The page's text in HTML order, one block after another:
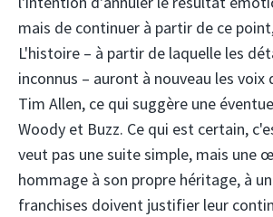
mais de continuer à partir de ce
L'histoire – à partir de laquelle les
inconnus – auront à nouveau les
Tim Allen, ce qui suggère une
Woody et Buzz. Ce qui est certain,
veut pas une suite simple, mais une
hommage à son propre héritage, à
franchises doivent justifier leur